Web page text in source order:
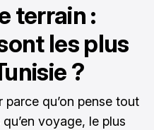
terrain :
les plus
?
qu’on pense tout
voyage, le plus